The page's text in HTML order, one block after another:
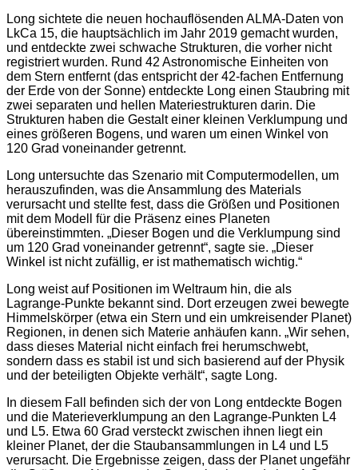
Long sichtete die neuen hochauflösenden ALMA-Daten von
LkCa 15, die hauptsächlich im Jahr 2019 gemacht wurden,
und entdeckte zwei schwache Strukturen, die vorher nicht
registriert wurden. Rund 42 Astronomische Einheiten von
dem Stern entfernt (das entspricht der 42-fachen Entfernung
der Erde von der Sonne) entdeckte Long einen Staubring mit
zwei separaten und hellen Materiestrukturen darin. Die
Strukturen haben die Gestalt einer kleinen Verklumpung und
eines größeren Bogens, und waren um einen Winkel von
120 Grad voneinander getrennt.
Long untersuchte das Szenario mit Computermodellen, um
herauszufinden, was die Ansammlung des Materials
verursacht und stellte fest, dass die Größen und Positionen
mit dem Modell für die Präsenz eines Planeten
übereinstimmten. „Dieser Bogen und die Verklumpung sind
um 120 Grad voneinander getrennt“, sagte sie. „Dieser
Winkel ist nicht zufällig, er ist mathematisch wichtig.“
Long weist auf Positionen im Weltraum hin, die als
Lagrange-Punkte bekannt sind. Dort erzeugen zwei bewegte
Himmelskörper (etwa ein Stern und ein umkreisender Planet)
Regionen, in denen sich Materie anhäufen kann. „Wir sehen,
dass dieses Material nicht einfach frei herumschwebt,
sondern dass es stabil ist und sich basierend auf der Physik
und der beteiligten Objekte verhält“, sagte Long.
In diesem Fall befinden sich der von Long entdeckte Bogen
und die Materieverklumpung an den Lagrange-Punkten L4
und L5. Etwa 60 Grad versteckt zwischen ihnen liegt ein
kleiner Planet, der die Staubansammlungen in L4 und L5
verursacht. Die Ergebnisse zeigen, dass der Planet ungefähr